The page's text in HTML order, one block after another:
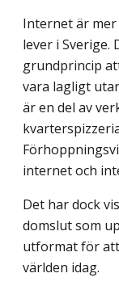
Internet är mer
lever i Sverige.
grundprincip
vara lagligt
är en del av
internet och
Det har dock
domslut som
utformat för
världen idag.